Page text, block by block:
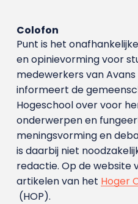
Colofon
Punt is het
en opinievorming voor
medewerkers van Avans
informeert de
Hogeschool over voor
onderwerpen en
meningsvorming en
is daarbij niet
redactie. Op de website
artikelen van het Hoger
(HOP).